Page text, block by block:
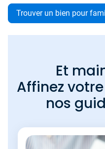
Trouver un bien pour
Et
Affinez
nos